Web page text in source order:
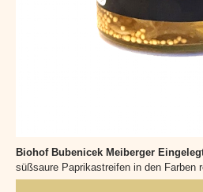
Biohof Bubenicek Meiberger
süßsaure Paprikastreifen in den Farben